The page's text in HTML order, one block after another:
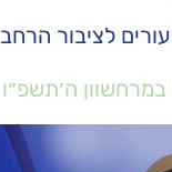
לציבור הרחב
במרחשוון ה׳תשפ״ו